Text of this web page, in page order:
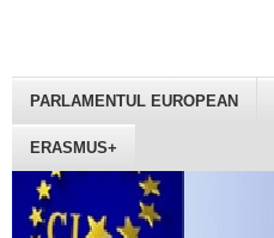
PARLAMENTUL EUROPEAN
ERASMUS+